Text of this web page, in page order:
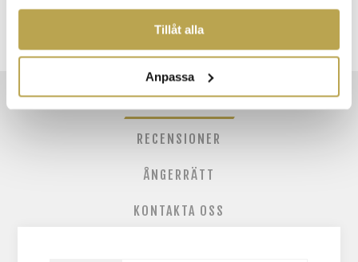
SAMLAT IN NÄR DU HAR ANVÄNT DERAS
Tillåt alla
Anpassa
RECENSIONER
ÅNGERRÄTT
KONTAKTA OSS